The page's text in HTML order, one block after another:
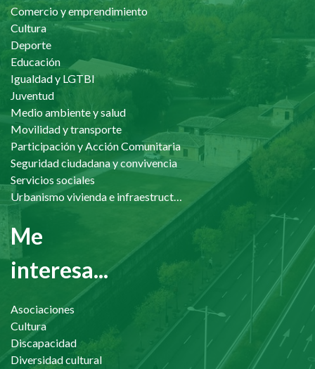
Comercio y emprendimiento
Cultura
Deporte
Educación
Igualdad y LGTBI
Juventud
Medio ambiente y salud
Movilidad y transporte
Participación y Acción Comunitaria
Seguridad ciudadana y convivencia
Servicios sociales
Urbanismo vivienda e infraestructuras
Me
interesa...
Asociaciones
Cultura
Discapacidad
Diversidad cultural